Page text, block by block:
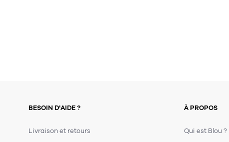
BESOIN D'AIDE ?
Livraison et retours
À PROPOS
Qui est Blou ?